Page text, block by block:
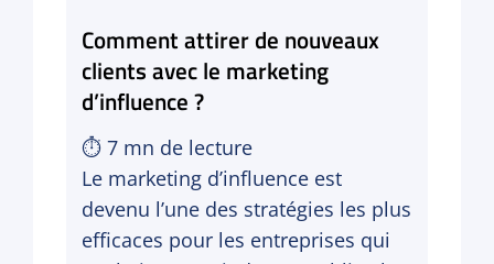
?
Comment attirer de nouveaux
clients avec le marketing
d’influence ?
⏱ 7 mn de lecture
Le marketing d’influence est
devenu l’une des stratégies les plus
efficaces pour les entreprises qui